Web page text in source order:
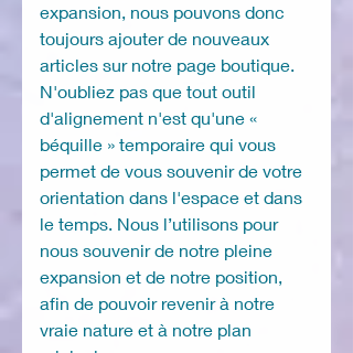
expansion, nous pouvons donc
toujours ajouter de nouveaux
articles sur notre page boutique.
N'oubliez pas que tout outil
d'alignement n'est qu'une «
béquille » temporaire qui vous
permet de vous souvenir de votre
orientation dans l'espace et dans
le temps. Nous l’utilisons pour
nous souvenir de notre pleine
expansion et de notre position,
afin de pouvoir revenir à notre
vraie nature et à notre plan